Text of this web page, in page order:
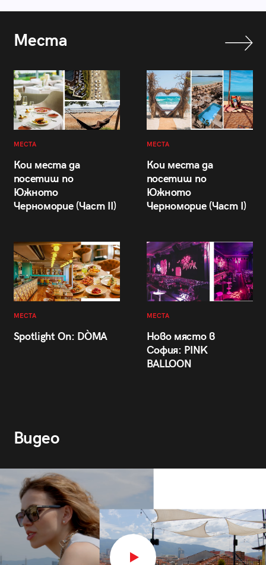
Места
МЕСТА
Кои места да
посетиш по
Южното
Черноморие (Част II)
МЕСТА
Кои места да
посетиш по
Южното
Черноморие (Част I)
МЕСТА
Spotlight On: DÒMA
МЕСТА
Ново място в
София: PINK
BALLOON
Видео